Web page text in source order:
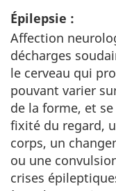
Épilepsie :
Affection
décharges
le cerveau qui
pouvant varier
de la forme, et
fixité du regard,
corps, un
ou une
crises